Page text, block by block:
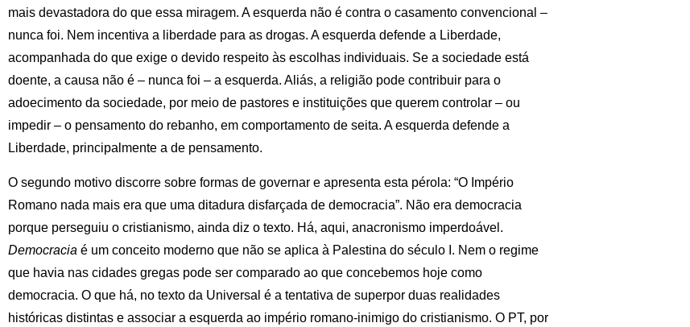
mais devastadora do que essa miragem. A esquerda não é contra o casamento convencional –
nunca foi. Nem incentiva a liberdade para as drogas. A esquerda defende a Liberdade,
acompanhada do que exige o devido respeito às escolhas individuais. Se a sociedade está
doente, a causa não é – nunca foi – a esquerda. Aliás, a religião pode contribuir para o
adoecimento da sociedade, por meio de pastores e instituições que querem controlar – ou
impedir – o pensamento do rebanho, em comportamento de seita. A esquerda defende a
Liberdade, principalmente a de pensamento.
O segundo motivo discorre sobre formas de governar e apresenta esta pérola: “O Império
Romano nada mais era que uma ditadura disfarçada de democracia”. Não era democracia
porque perseguiu o cristianismo, ainda diz o texto. Há, aqui, anacronismo imperdoável.
Democracia é um conceito moderno que não se aplica à Palestina do século I. Nem o regime
que havia nas cidades gregas pode ser comparado ao que concebemos hoje como
democracia. O que há, no texto da Universal é a tentativa de superpor duas realidades
históricas distintas e associar a esquerda ao império romano-inimigo do cristianismo. O PT, por